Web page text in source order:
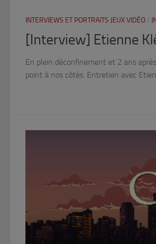
INTERVIEWS ET PORTRAITS JEUX VIDÉO /
[Interview] Etienne
En plein déconfinement et 2 ans
point à nos côtés. Entretien avec